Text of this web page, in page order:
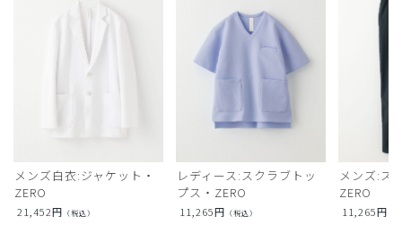
メンズ白衣:ジャケット・
ZERO
21,452円 （税込）
レディース:スクラブトッ
プス・ZERO
11,265円 （税込）
メンズ:ス
ZERO
11,265円